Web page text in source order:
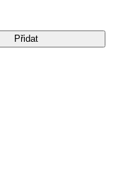
Přidat